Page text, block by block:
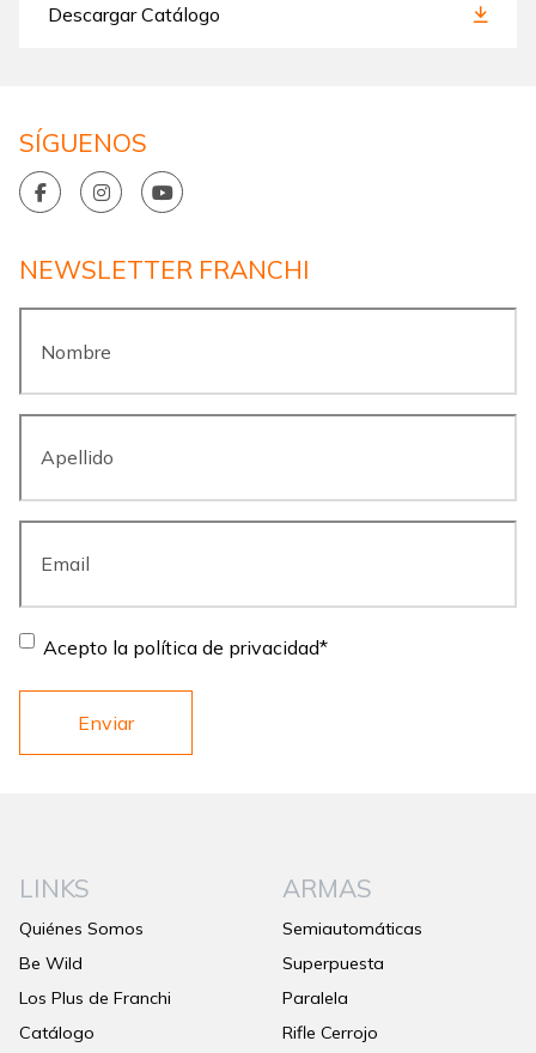
Descargar Catálogo
SÍGUENOS
NEWSLETTER FRANCHI
Consent*
Acepto la política de privacidad*
LINKS
Quiénes Somos
Be Wild
Los Plus de Franchi
Catálogo
ARMAS
Semiautomáticas
Superpuesta
Paralela
Rifle Cerrojo